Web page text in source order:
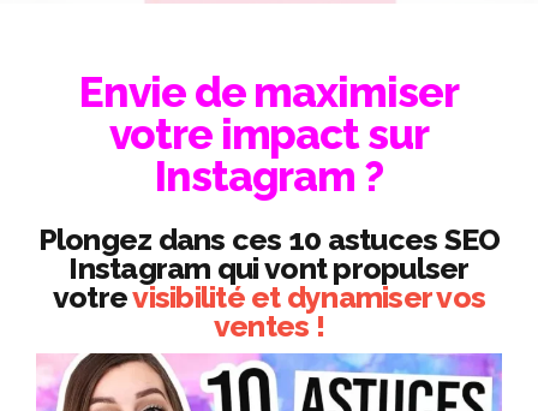
Envie de maximiser
votre impact sur
Instagram ?
Plongez dans ces 10 astuces SEO
Instagram qui vont propulser
votrevisibilité et dynamiser vos
ventes !